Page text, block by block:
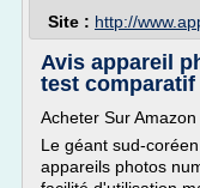
Site : http://
Avis appareil
test comparatif
Acheter Sur Amazon
Le géant sud-
appareils photos